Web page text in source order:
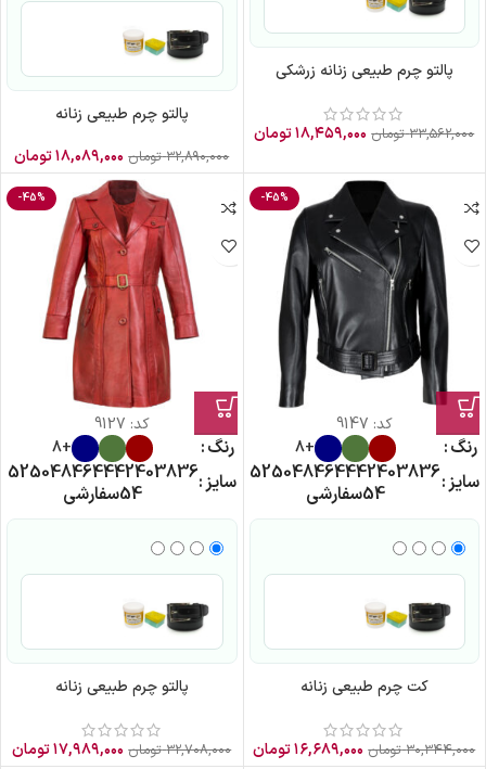
پالتو چرم طبیعی زنانه زرشکی
۳۳,۵۶۲,۰۰۰ تومان ۱۸,۴۵۹,۰۰۰تومان
پالتو چرم طبیعی زنانه
۳۲,۸۹۰,۰۰۰ تومان ۱۸,۰۸۹,۰۰۰تومان
-45%
کد: 9147
رنگ +8
سایز 36
38
40
42
44
46
48
50
52
54سفارشی
کت چرم طبیعی زنانه
۳۰,۳۴۴,۰۰۰ تومان ۱۶,۶۸۹,۰۰۰تومان
-45%
کد: 9127
رنگ +8
سایز 36
38
40
42
44
46
48
50
52
54سفارشی
پالتو چرم طبیعی زنانه
۳۲,۷۰۸,۰۰۰ تومان ۱۷,۹۸۹,۰۰۰تومان